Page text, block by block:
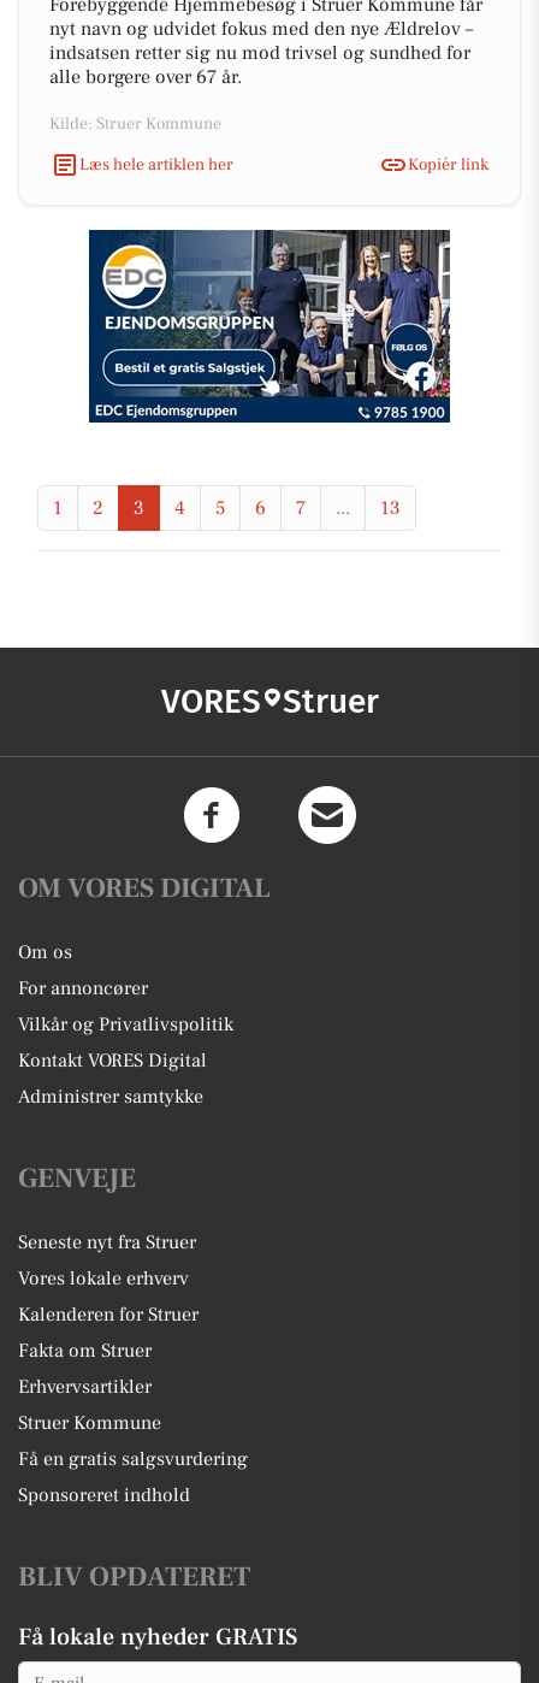
Forebyggende Hjemmebesøg i Struer Kommune får
nyt navn og udvidet fokus med den nye Ældrelov –
indsatsen retter sig nu mod trivsel og sundhed for
alle borgere over 67 år.
Kilde: Struer Kommune
Læs hele artiklen her
Kopiér link
1 2 3 4 5 6 7 ... 13
VORES Struer
OM VORES DIGITAL
Om os
For annoncører
Vilkår og Privatlivspolitik
Kontakt VORES Digital
Administrer samtykke
GENVEJE
Seneste nyt fra Struer
Vores lokale erhverv
Kalenderen for Struer
Fakta om Struer
Erhvervsartikler
Struer Kommune
Få en gratis salgsvurdering
Sponsoreret indhold
BLIV OPDATERET
Få lokale nyheder GRATIS
Email